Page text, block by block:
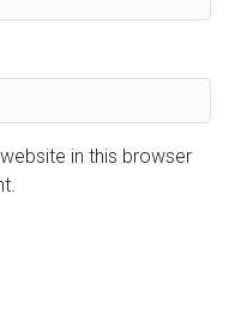
in this browser